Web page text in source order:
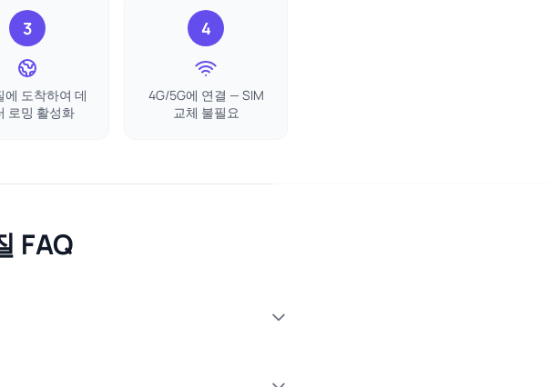
3
에 도착하여 데
로밍 활성화
4
4G/5G에 연결 — SIM
교체 불필요
FAQ